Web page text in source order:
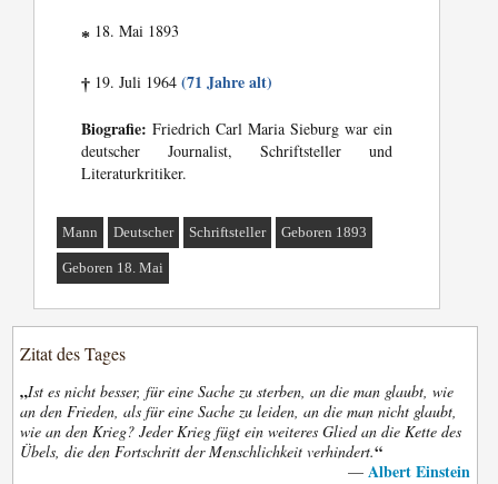
* 18. Mai 1893
† 19. Juli 1964(71 Jahre alt)
Biografie: Friedrich Carl Maria Sieburg war ein
deutscher Journalist, Schriftsteller und
Literaturkritiker.
Mann Deutscher Schriftsteller Geboren 1893
Geboren 18. Mai
Zitat des Tages
„Ist es nicht besser, für eine Sache zu sterben, an die man glaubt, wie
an den Frieden, als für eine Sache zu leiden, an die man nicht glaubt,
wie an den Krieg? Jeder Krieg fügt ein weiteres Glied an die Kette des
Übels, die den Fortschritt der Menschlichkeit verhindert.“
— Albert Einstein